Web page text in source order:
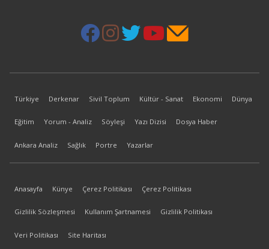
Türkiye Derkenar Sivil Toplum Kültür - Sanat Ekonomi Dünya
Eğitim Yorum - Analiz Söyleşi Yazı Dizisi Dosya Haber
Ankara Analiz Sağlık Portre Yazarlar
Anasayfa Künye Çerez Politikası Çerez Politikası
Gizlilik Sözleşmesi Kullanım Şartnamesi Gizlilik Politikası
Veri Politikası Site Haritası